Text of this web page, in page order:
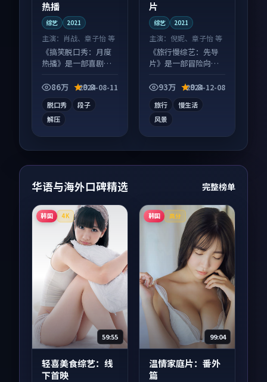
热播
综艺 2021
主演： 肖战、章子怡 等
《搞笑脱口秀：月度
热播》是一部喜剧向
并行，细节值得二刷
86万 9.8
2024-08-11
脱口秀
段子
解压
片
综艺 2021
主演：倪妮、章子怡 等
《旅行慢综艺：先导
片》是一部冒险向综
全，观感爽快不拖
93万 9.8
2024-12-08
旅行
慢生活
风景
华语与海外口碑精选 完整榜单
韩国 4K
59:55
轻喜美食综艺：线
下首映
韩国 高分
99:04
温情家庭片：番外
篇